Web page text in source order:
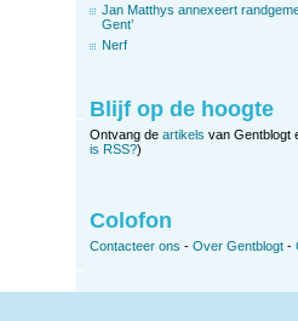
Jan Matthys annexeert
Gent’
Nerf
Blijf op de hoogte
Ontvang de artikels van Gentblogt
is RSS?)
Colofon
Contacteer ons - Over Gentblogt -